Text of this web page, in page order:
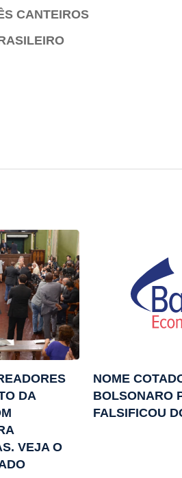
CANTEIROS
DA
VEJA O
NOME
BOLSONARO
FALSIFICOU